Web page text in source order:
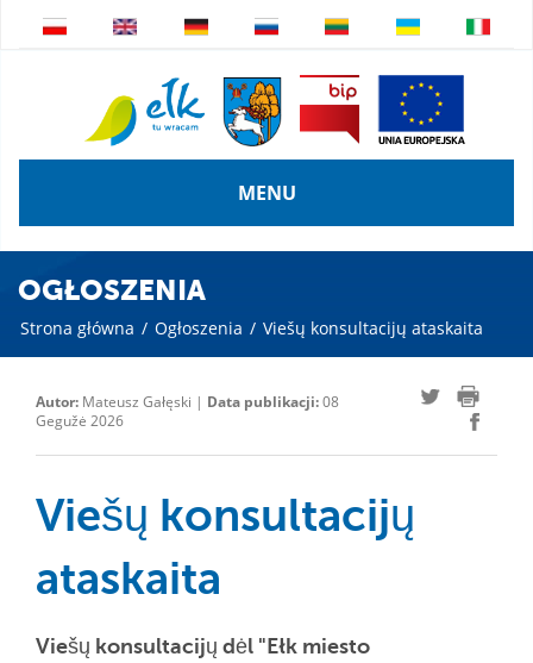
MENU
OGŁOSZENIA
Strona główna / Ogłoszenia / Viešų konsultacijų ataskaita
Autor: Mateusz Gałęski | Data publikacji:08
Gegužė 2026
Viešų konsultacijų
ataskaita
Viešų konsultacijų dėl "Ełk miesto